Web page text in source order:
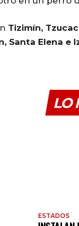
Tizimín,
Santa Elena e
LO
ESTADOS